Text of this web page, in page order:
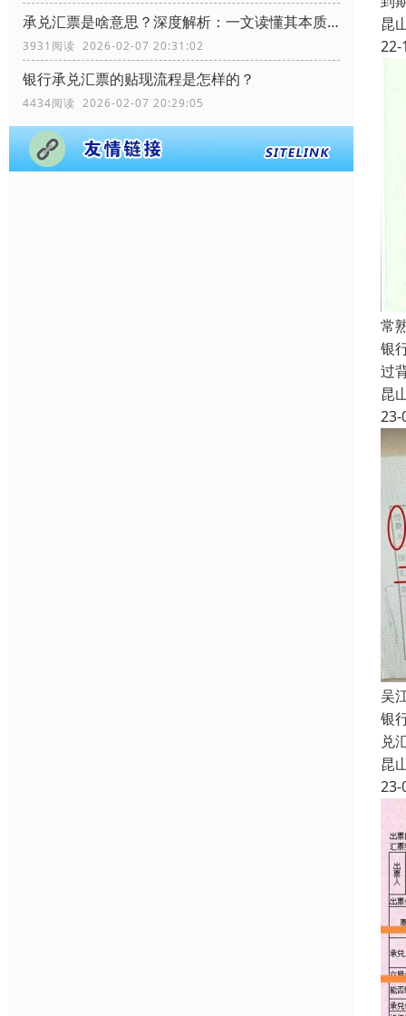
承兑汇票是啥意思？深度解析：一文读懂其本质、运作与优势
3931阅读 2026-02-07 20:31:02
银行承兑汇票的贴现流程是怎样的？
4434阅读 2026-02-07 20:29:05
昆
22-
常
银
过
昆
23-
吴
银
兑
昆
23-